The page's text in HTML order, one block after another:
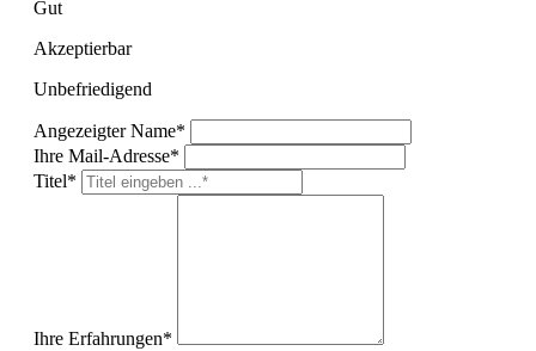
Gut
Akzeptierbar
Unbefriedigend
Angezeigter Name*
Ihre Mail-Adresse*
Titel*
Ihre Erfahrungen*